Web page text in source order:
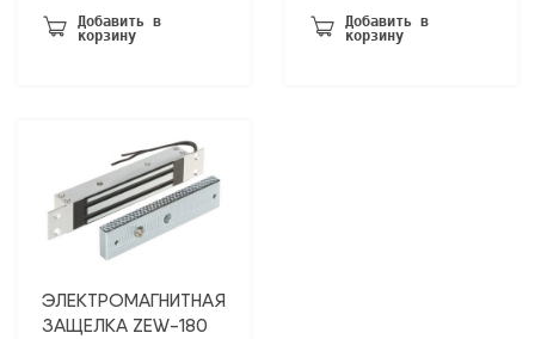
была:
150,23 €.
127,70 €.
Добавить в
корзину
Добавить в
корзину
ЭЛЕКТРОМАГНИТНАЯ
ЗАЩЕЛКА ZEW-180